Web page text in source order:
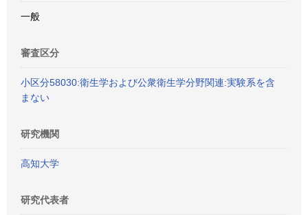
一般
審査区分
小区分58030:衛生学および公衆衛生学分野関連:実験系を含
まない
研究機関
高知大学
研究代表者